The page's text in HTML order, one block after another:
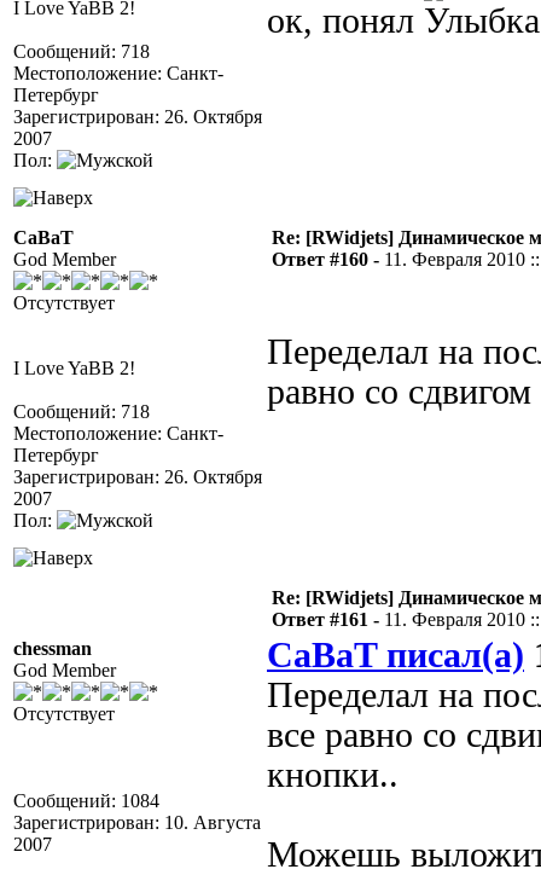
I Love YaBB 2!
Сообщений: 718
Местоположение: Санкт-
Петербург
Зарегистрирован: 26. Октября
2007
Пол:
ок, понял
CaBaT
God Member
Отсутствует
I Love YaBB 2!
Сообщений: 718
Местоположение: Санкт-
Петербург
Зарегистрирован: 26. Октября
2007
Пол:
Re: [RWidjets] Динамическое
Ответ #160 - 11. Февраля 2010
Переделал на
равно со
chessman
God Member
Отсутствует
Сообщений: 1084
Зарегистрирован: 10. Августа
2007
Re: [RWidjets] Динамическое
Ответ #161 - 11. Февраля 2010
CaBaT писал(а)
Переделал на
все равно со
кнопки..
Можешь